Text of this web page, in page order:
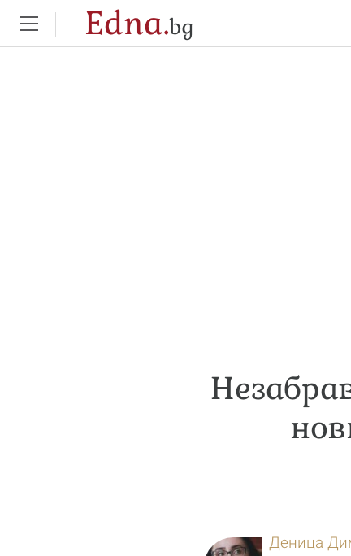
Edna.bg
Деница